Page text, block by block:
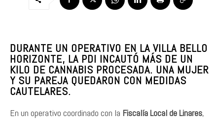
DURANTE UN OPERATIVO EN LA VILLA BELLO
HORIZONTE, LA PDI INCAUTÓ MÁS DE UN
KILO DE CANNABIS PROCESADA. UNA MUJER
Y SU PAREJA QUEDARON CON MEDIDAS
CAUTELARES.
En un operativo coordinado con la Fiscalía Local de Linares,